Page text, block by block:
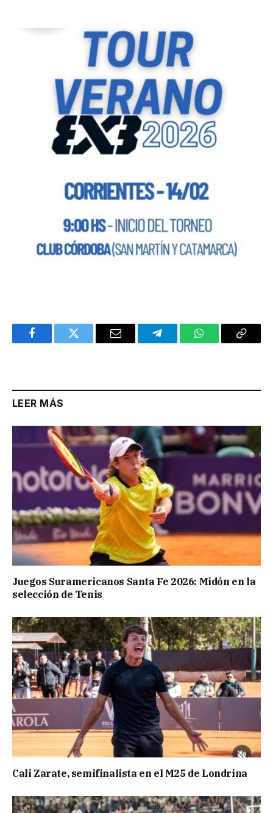
FacebookTwitter Email TelegramWhatsAppCopy
LEER MÁS
Juegos Suramericanos Santa Fe 2026: Midón en la
selección de Tenis
Cali Zarate, semifinalista en el M25 de Londrina